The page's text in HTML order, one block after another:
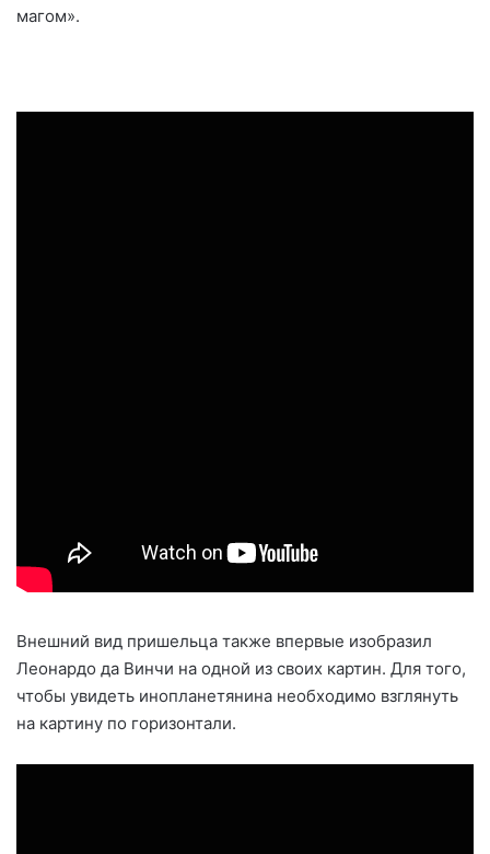
магом».
Внешний вид пришельца также впервые изобразил
Леонардо да Винчи на одной из своих картин. Для того,
чтобы увидеть инопланетянина необходимо взглянуть
на картину по горизонтали.